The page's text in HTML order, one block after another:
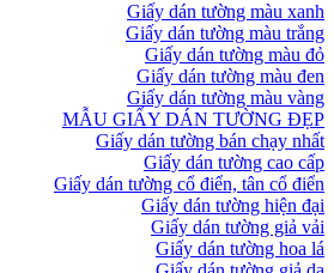
Giấy dán tường màu xanh
Giấy dán tường màu trắng
Giấy dán tường màu đỏ
Giấy dán tường màu đen
Giấy dán tường màu vàng
MẪU GIẤY DÁN TƯỜNG ĐẸP
Giấy dán tường bán chạy nhất
Giấy dán tường cao cấp
Giấy dán tường cổ điển, tân cổ điển
Giấy dán tường hiện đại
Giấy dán tường giả vải
Giấy dán tường hoa lá